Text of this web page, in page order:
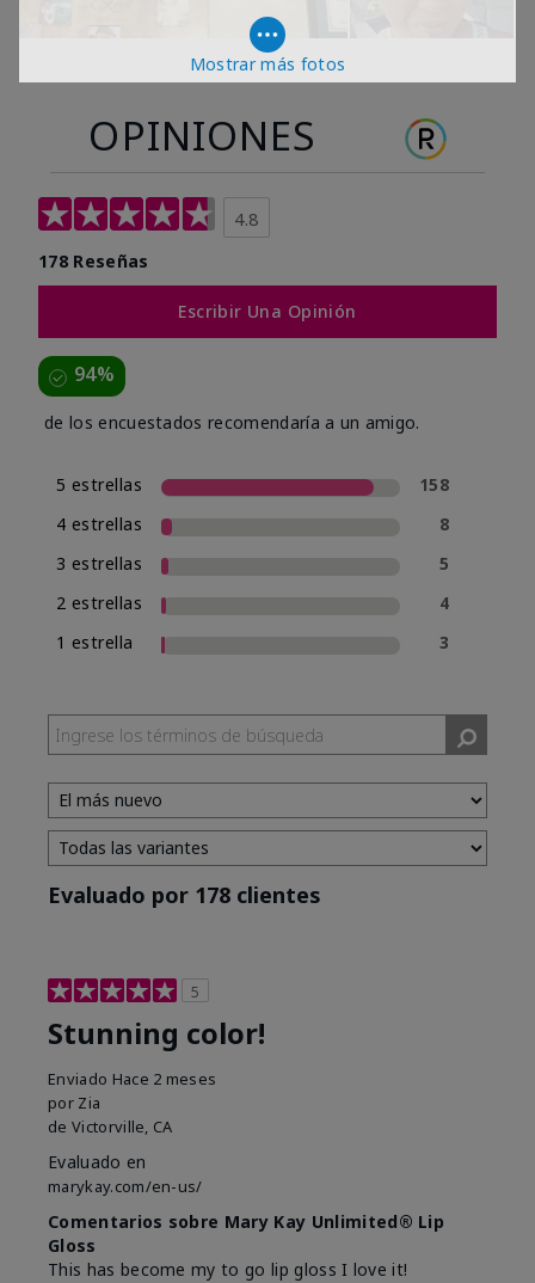
Mostrar más fotos
OPINIONES
4.8
178 Reseñas
Escribir Una Opinión
94%
de los encuestados recomendaría a un amigo.
5 estrellas
158
4 estrellas
8
3 estrellas
5
2 estrellas
4
1 estrella
3
Evaluado por 178 clientes
5
Stunning color!
Enviado Hace 2 meses
por Zia
de Victorville, CA
Evaluado en
marykay.com/en-us/
Comentarios sobre Mary Kay Unlimited® Lip
Gloss
This has become my to go lip gloss I love it!